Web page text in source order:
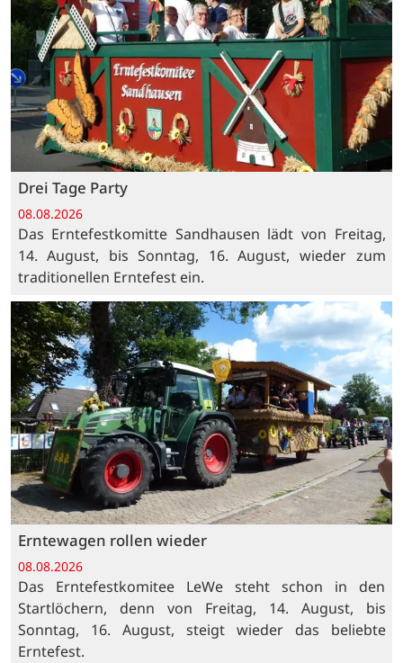
Drei Tage Party
08.08.2026
Das Erntefestkomitte Sandhausen lädt von Freitag,
14. August, bis Sonntag, 16. August, wieder zum
traditionellen Erntefest ein.
Erntewagen rollen wieder
08.08.2026
Das Erntefestkomitee LeWe steht schon in den
Startlöchern, denn von Freitag, 14. August, bis
Sonntag, 16. August, steigt wieder das beliebte
Erntefest.